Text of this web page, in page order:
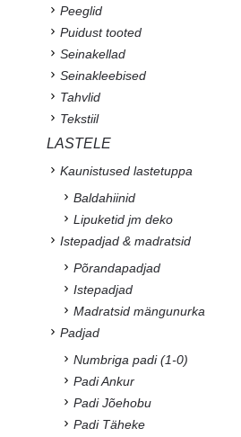
Peeglid
Puidust tooted
Seinakellad
Seinakleebised
Tahvlid
Tekstiil
LASTELE
Kaunistused lastetuppa
Baldahiinid
Lipuketid jm deko
Istepadjad & madratsid
Põrandapadjad
Istepadjad
Madratsid mängunurka
Padjad
Numbriga padi (1-0)
Padi Ankur
Padi Jõehobu
Padi Täheke